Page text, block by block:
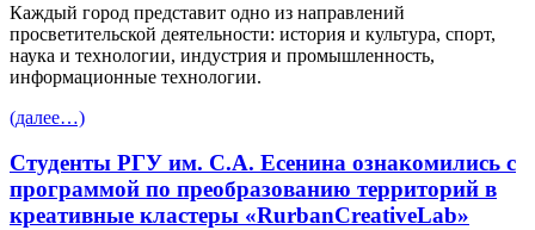
Каждый город представит одно из направлений
просветительской деятельности: история и культура, спорт,
наука и технологии, индустрия и промышленность,
информационные технологии.
(далее…)
Студенты РГУ им. С.А. Есенина ознакомились с
программой по преобразованию территорий в
креативные кластеры «RurbanCreativeLab»